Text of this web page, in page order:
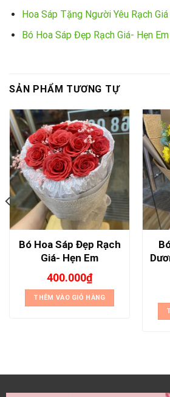
Hoa Sáp Tặng Người Yêu Rạch
Bó Hoa Sáp Đẹp Rạch Giá- Hẹn Em
SẢN PHẨM TƯƠNG TỰ
Bó Hoa Sáp Đẹp Rạch
Giá- Hẹn Em
400.000₫
THÊM VÀO GIỎ HÀNG